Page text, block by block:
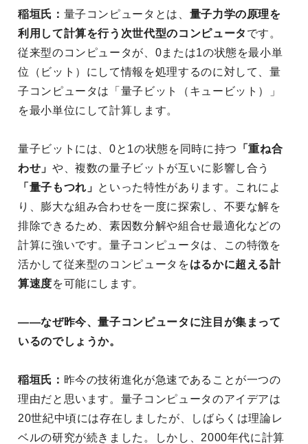
稲垣氏： 量子コンピュータとは、 量子力学の原理を
利用して計算を行う次世代型のコンピュータ です。
従来型のコンピュータが、0または1の状態を最小単
位（ビット）にして情報を処理するのに対して、量
子コンピュータは「量子ビット（キュービット）」
を最小単位にして計算します。
量子ビットには、0と1の状態を同時に持つ
「重ね合
わせ」 や、複数の量子ビットが互いに影響し合う
「量子もつれ」 といった特性があります。これによ
り、膨大な組み合わせを一度に探索し、不要な解を
排除できるため、素因数分解や組合せ最適化などの
計算に強いです。量子コンピュータは、この特徴を
活かして従来型のコンピュータをはるかに超える計
算速度を可能にします。
――なぜ昨今、量子コンピュータに注目が集まって
いるのでしょうか。
稲垣氏： 昨今の技術進化が急速であることが一つの
理由だと思います。量子コンピュータのアイデアは
20世紀中頃には存在しましたが、しばらくは理論レ
ベルの研究が続きました。しかし、2000年代に計算